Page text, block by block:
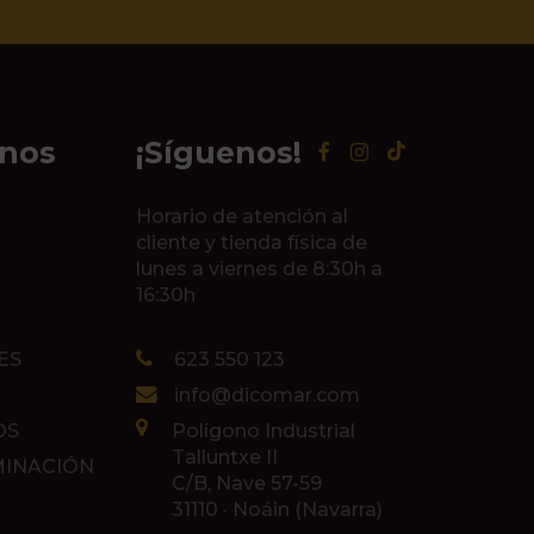
¡Síguenos!
Horario de atención al
cliente y tienda física de
lunes a viernes de 8:30h a
16:30h
623 550 123
info@dicomar.com
Polígono Industrial
Talluntxe II
C/B, Nave 57-59
31110 · Noáin (Navarra)